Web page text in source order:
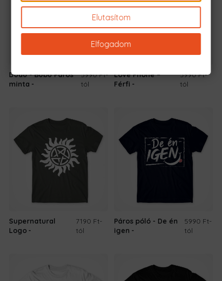
Dudu - Bubu Páros
minta
5990 Ft-
tól
Love Phone –
Férfi
5990 Ft-
tól
Supernatural
Logo
7190 Ft-
tól
Páros póló - De én
igen
5990 Ft-
tól
Elutasítom
Elfogadom